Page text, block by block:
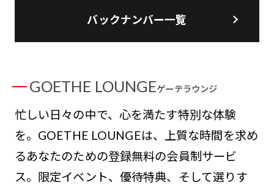
バックナンバー一覧
GOETHE LOUNGEゲーテラウンジ
忙しい日々の中で、心を満たす特別な体験
を。GOETHE LOUNGEは、上質な時間を求め
るあなたのための登録無料の会員制サービ
ス。限定イベント、優待特典、そして選りす